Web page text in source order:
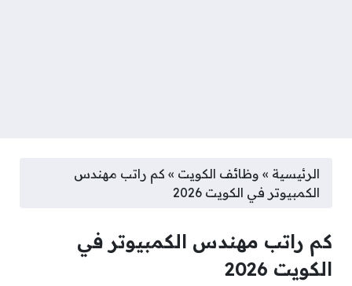
الرئيسية » وظائف الكويت » كم راتب مهندس
الكمبيوتر في الكويت 2026
كم راتب مهندس الكمبيوتر في
الكويت 2026